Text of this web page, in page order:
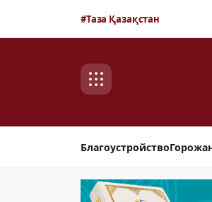
#Таза Қазақстан
Благоустройство